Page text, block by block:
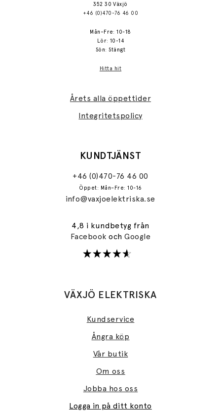
352 30 Växjö
+46 (0)470-76 46 00
Mån–Fre: 10-18
Lör: 10-14
Sön: Stängt
Hitta hit
Årets alla öppettider
Integritetspolicy
KUNDTJÄNST
+46 (0)470-76 46 00
Öppet: Mån–Fre: 10-16
info@vaxjoelektriska.se
4,8 i kundbetyg från
FacebookochGoogle
VÄXJÖ ELEKTRISKA
Kundservice
Ångra köp
Vår butik
Om oss
Jobba hos oss
Logga in på ditt konto